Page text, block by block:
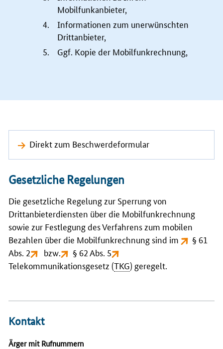
Mobilfunkanbieter,
Informationen zum unerwünschten
Drittanbieter,
Ggf. Kopie der Mobilfunkrechnung,
Direkt zum Beschwerdeformular
Gesetzliche Regelungen
Die gesetzliche Regelung zur Sperrung von
Drittanbieterdiensten über die Mobilfunkrechnung
sowie zur Festlegung des Verfahrens zum mobilen
Bezahlen über die Mobilfunkrechnung sind im
§ 61
Abs. 2
bzw.
§ 62 Abs. 5
Telekommunikationsgesetz (TKG) geregelt.
Kontakt
Ärger mit Rufnummern